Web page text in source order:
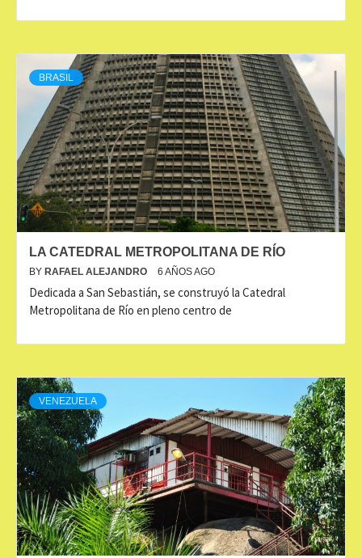
BRASIL
LA CATEDRAL METROPOLITANA DE RÍO
BY RAFAEL ALEJANDRO 6 AÑOS AGO
Dedicada a San Sebastián, se construyó la Catedral
Metropolitana de Río en pleno centro de
VENEZUELA